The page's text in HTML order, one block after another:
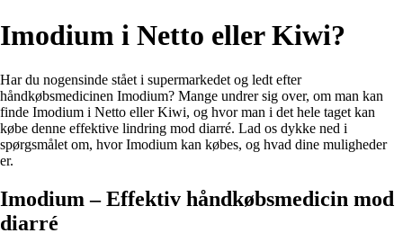
Imodium i Netto eller Kiwi?
Har du nogensinde stået i supermarkedet og ledt efter
håndkøbsmedicinen Imodium? Mange undrer sig over, om man kan
finde Imodium i Netto eller Kiwi, og hvor man i det hele taget kan
købe denne effektive lindring mod diarré. Lad os dykke ned i
spørgsmålet om, hvor Imodium kan købes, og hvad dine muligheder
er.
Imodium – Effektiv håndkøbsmedicin mod
diarré